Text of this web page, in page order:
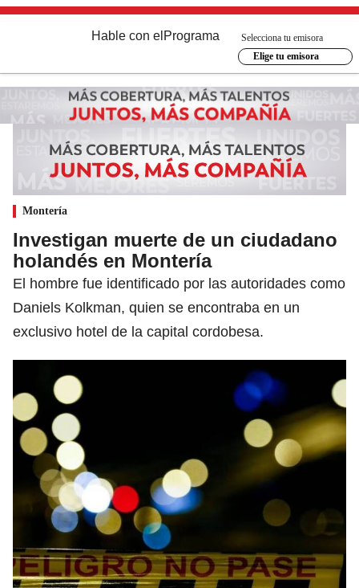
Hable con el Programa
Selecciona tu emisora
Elige tu emisora
Montería
Investigan muerte de un ciudadano
holandés en Montería
El hombre fue identificado por las autoridades como
Daniels Kolkman, quien se encontraba en un
exclusivo hotel de la capital cordobesa.